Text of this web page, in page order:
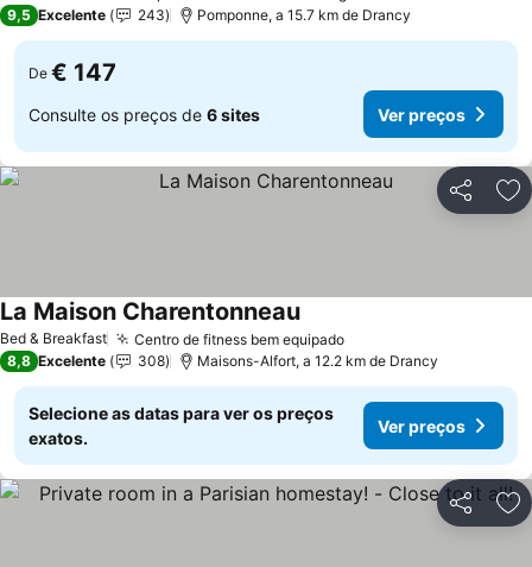
9,5 Excelente 243 Pomponne, a 15.7 km de Drancy
De € 147
Consulte os preços de 6 sites Ver preços
Partilhar
Bed & Breakfast Centro de fitness bem equipado
La Maison Charentonneau
8,8 Excelente 308 Maisons-Alfort, a 12.2 km de Drancy
Selecione as datas para ver os preços
exatos.
Ver preços
Partilhar